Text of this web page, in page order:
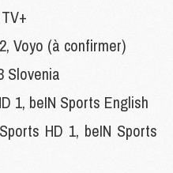
Voyo (à confirmer)
Slovenia
1, beIN Sports English
HD 1, beIN Sports